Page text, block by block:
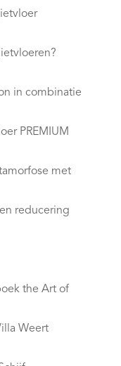
in combinatie
PREMIUM
met
reducering
the Art of
Weert